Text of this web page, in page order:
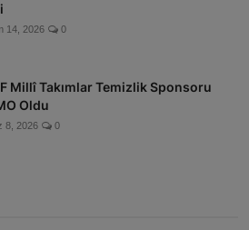
14, 2026 0
Millî Takımlar Temizlik Sponsoru
Oldu
8, 2026 0